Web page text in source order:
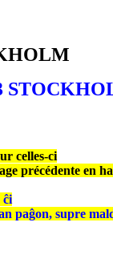
celles-ci
précédente en
ĉi
paĝon, supre